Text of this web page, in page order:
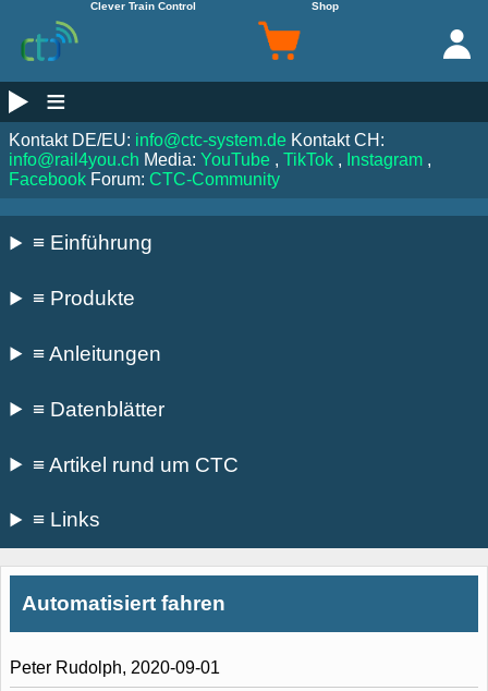
Clever Train Control Shop
≡
Kontakt DE/EU: info@ctc-system.de Kontakt CH:
info@rail4you.ch Media: YouTube , TikTok , Instagram ,
Facebook Forum: CTC-Community
≡ Einführung
≡ Produkte
≡ Anleitungen
≡ Datenblätter
≡ Artikel rund um CTC
≡ Links
Automatisiert fahren
Peter Rudolph, 2020-09-01